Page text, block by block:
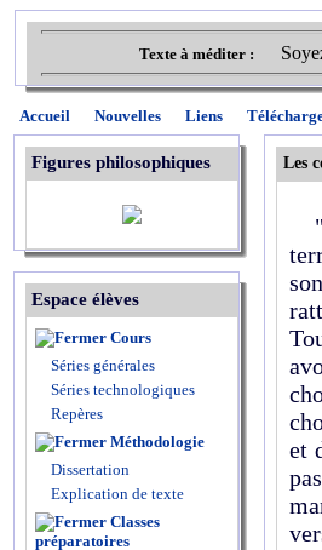
Texte à méditer :
Accueil Nouvelles Liens
Figures philosophiques
Espace élèves
Cours
Séries générales
Séries technologiques
Repères
Méthodologie
Dissertation
Explication de texte
Classes
préparatoires
Les
et